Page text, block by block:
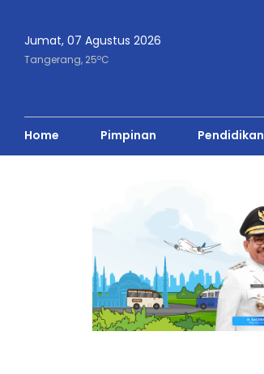
Jumat, 07 Agustus 2026
Tangerang, 25oC
Home Pimpinan Pendidikan